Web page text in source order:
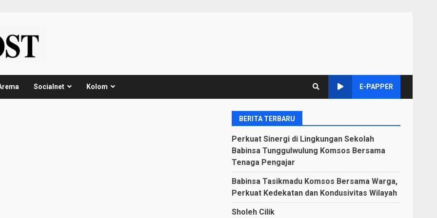
Socialnet Kolom E-PAPPER
BERITA TERBARU
Perkuat Sinergi di Lingkungan Sekolah
Babinsa Tunggulwulung Komsos Bersama
Tenaga Pengajar
Babinsa Tasikmadu Komsos Bersama Warga,
Perkuat Kedekatan dan Kondusivitas Wilayah
Sholeh Cilik